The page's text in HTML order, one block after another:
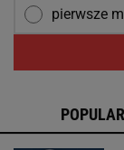
pierwsze